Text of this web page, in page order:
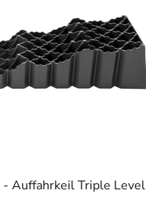
- Auffahrkeil Triple Level